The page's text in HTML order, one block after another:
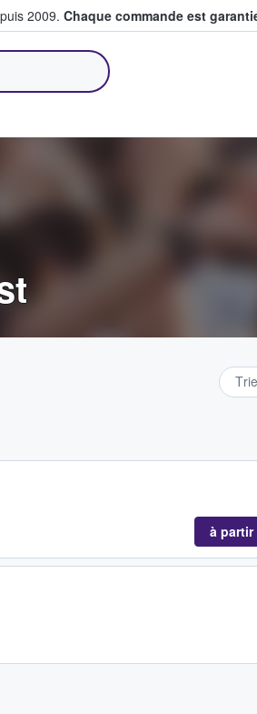
2009. Chaque commande est
des billets
à partir